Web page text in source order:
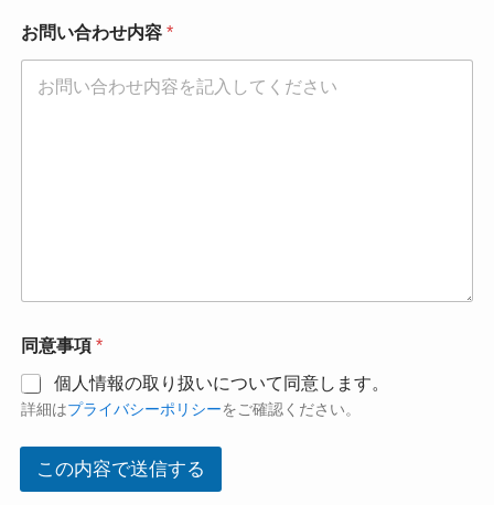
お問い合わせ内容 *
同意事項 *
個人情報の取り扱いについて同意します。
詳細はプライバシーポリシーをご確認ください。
この内容で送信する